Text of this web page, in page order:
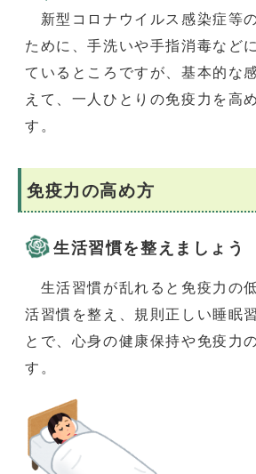
新型コロナウイルス感染症等
ために、手洗いや手指消毒など
ているところですが、基本的な
えて、一人ひとりの免疫力を高
す。
免疫力の高め方
生活習慣を整えましょう
生活習慣が乱れると免疫力の
活習慣を整え、規則正しい睡眠
とで、心身の健康保持や免疫力
す。